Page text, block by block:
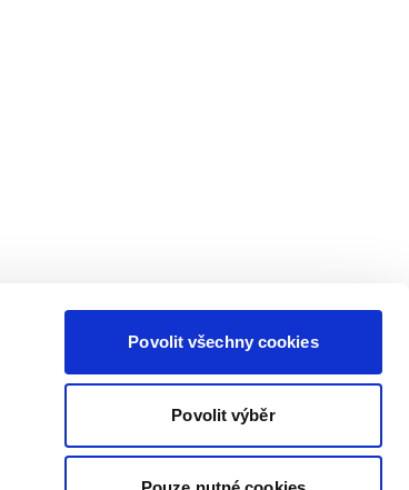
Povolit všechny cookies
Povolit výběr